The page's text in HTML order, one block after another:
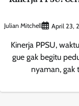
Julian Mitchell April 23,
Kinerja PPSU,
gue gak begitu
nyaman, gak